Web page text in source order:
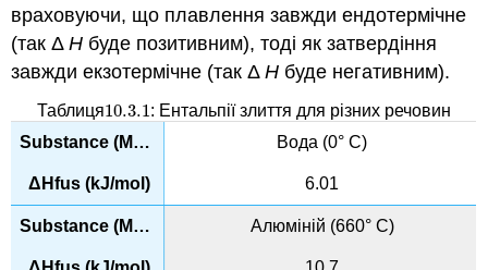
враховуючи, що плавлення завжди ендотермічне
(так ΔH буде позитивним), тоді як затвердіння
завжди екзотермічне (так ΔH буде негативним).
Таблиця10.3.1
10.3.1: Ентальпії злиття для різних речовин
Вода (0° C)
6.01
Алюміній (660° C)